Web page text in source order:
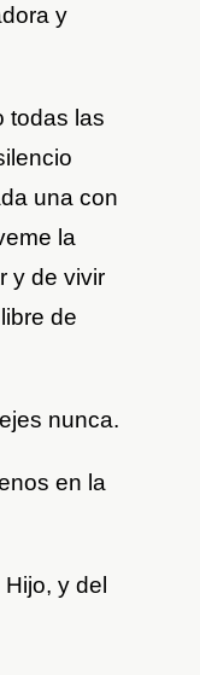
y
todas las
una con
la
y de vivir
de
nunca.
en la
y del